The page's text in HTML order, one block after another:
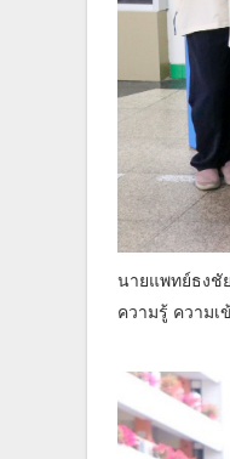
นายแพทย์ธงชั
ความรู้ ความเ